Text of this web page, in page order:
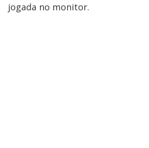
jogada no monitor.